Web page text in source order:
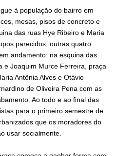
à população do bairro em
mesas, pisos de concreto e
das ruas Hye Ribeiro e Maria
parecidos, outras quatro
andamento: na esquina das
e Joaquim Murce Ferreira, praça
Antônia Alves e Otávio
de Oliveira Pena com as
Ao todo e ao final das
para o primeiro semestre de
que os moradores do
usar socialmente.